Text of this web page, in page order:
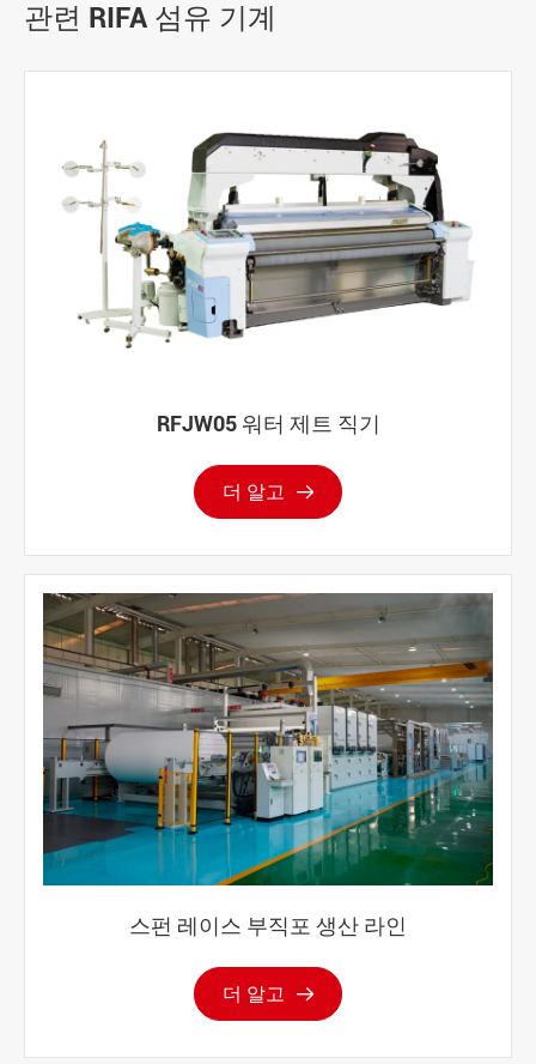
관련 RIFA 섬유 기계
RFJW05 워터 제트 직기
더 알고 
스펀 레이스 부직포 생산 라인
더 알고 